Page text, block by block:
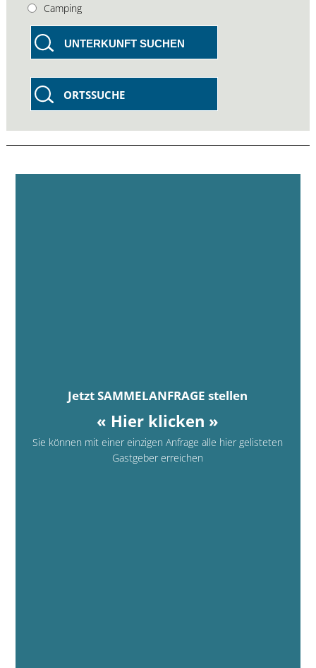
Camping
UNTERKUNFT SUCHEN
ORTSSUCHE
Jetzt SAMMELANFRAGE stellen
« Hier klicken »
Sie können mit einer einzigen Anfrage alle hier gelisteten
Gastgeber erreichen